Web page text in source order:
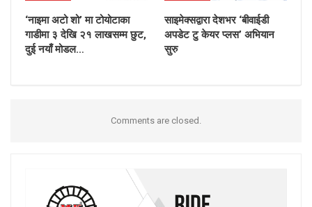
‘नाइमा अटो शो’ मा टोयोटाका
गाडीमा ३ देखि २१ लाखसम्म छुट,
दुई नयाँ मोडल…
साइमेक्सद्वारा देशभर ‘बीवाईडी
अपडेट टु केयर प्लस’ अभियान
सुरु
Comments are closed.